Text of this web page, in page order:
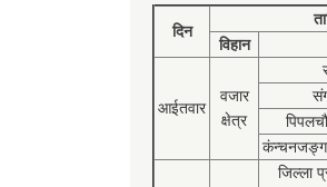
दिन
विहान
आईतवार
वजार
क्षेत्र
जिल्ला